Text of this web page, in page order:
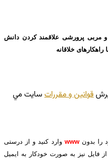
پرورشی علاقمند کردن دانش
خلاقانه
قوانين و مقررات سايت مي
را بدون www وارد کنید و از درستی
فایل نیز به صورت خودکار به ایمیل